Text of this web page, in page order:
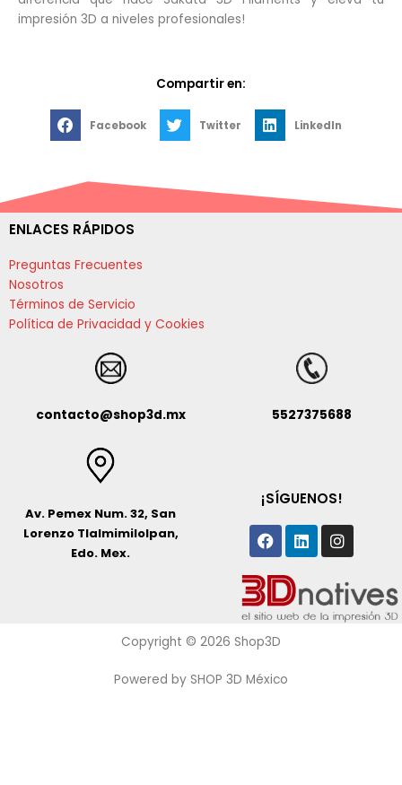
impresión 3D a niveles profesionales!
Compartir en:
Facebook Twitter LinkedIn
ENLACES RÁPIDOS
Preguntas Frecuentes
Nosotros
Términos de Servicio
Política de Privacidad y Cookies
contacto@shop3d.mx 5527375688
Av. Pemex Num. 32, San
Lorenzo Tlalmimilolpan,
Edo. Mex.
¡SÍGUENOS!
Facebook
Linkedin
Copyright © 2026 Shop3D
Powered by SHOP 3D México